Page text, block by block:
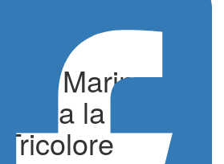
Marina di
la tappa
Tricolore